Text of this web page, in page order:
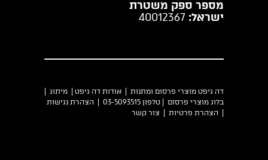
מספר ספק משטרת
ישראל:
דה גיפט מוצרי פרסום ומתנות | אודות דה גיפט מיתוג
בלוג מוצרי פרסום | טלפון 03-5093515 |
הצהרת נגישות
הצהרת פרטיות צור קשר